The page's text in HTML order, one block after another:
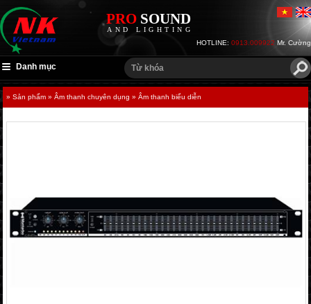
PRO SOUND
AND LIGHTING
HOTLINE: 0913.009922 Mr. Cường
Danh mục
» Sản phẩm » Âm thanh chuyên dụng » Âm thanh biểu diễn